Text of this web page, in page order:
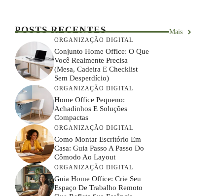
POSTS RECENTES Mais
ORGANIZAÇÃO DIGITAL
Conjunto Home Office: O Que
Você Realmente Precisa
(mesa, Cadeira E Checklist
Sem Desperdício)
ORGANIZAÇÃO DIGITAL
Home Office Pequeno:
Achadinhos E Soluções
Compactas
ORGANIZAÇÃO DIGITAL
Como Montar Escritório Em
Casa: Guia Passo A Passo Do
Cômodo Ao Layout
ORGANIZAÇÃO DIGITAL
Guia Home Office: Crie Seu
Espaço De Trabalho Remoto